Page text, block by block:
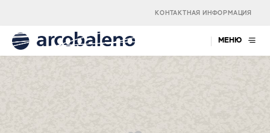
КОНТАКТНАЯ ИНФОРМАЦИЯ
МЕНЮ